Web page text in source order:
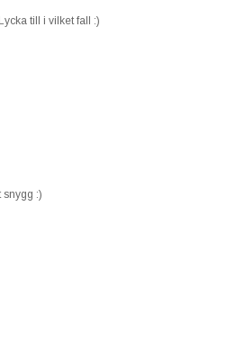
till i vilket fall :)
snygg :)